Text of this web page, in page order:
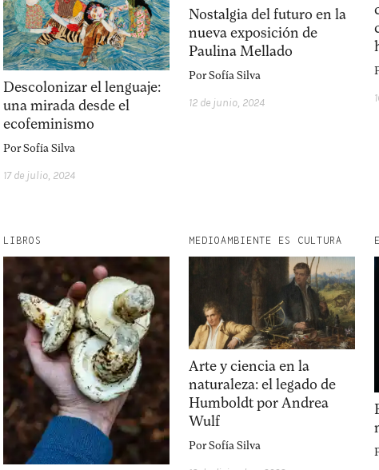
Descolonizar el lenguaje:
una mirada desde el
ecofeminismo
PorSofía Silva
17 de julio, 2024
Nostalgia del futuro en la
nueva exposición de
Paulina Mellado
PorSofía Silva
12 de junio, 2024
LIBROS MEDIOAMBIENTE ES CULTURA
Arte y ciencia en la
naturaleza: el legado de
Humboldt por Andrea
Wulf
PorSofía Silva